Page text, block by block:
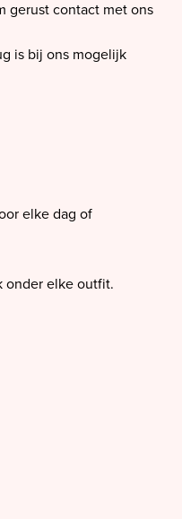
gerust contact met ons
is bij ons mogelijk
elke dag of
onder elke outfit.